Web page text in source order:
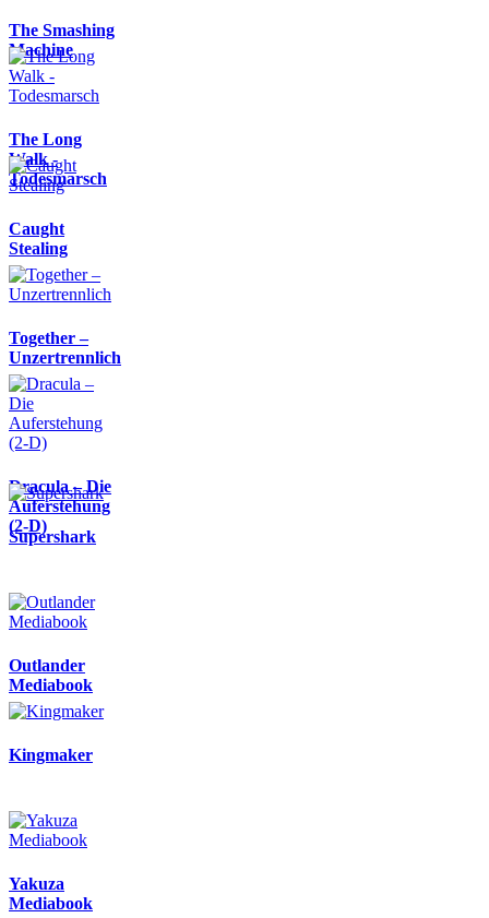
The Smashing
Machine
The Long
Walk -
Todesmarsch
Caught
Stealing
Together –
Unzertrennlich
Dracula – Die
Auferstehung
(2-D)
Supershark
Outlander
Mediabook
Kingmaker
Yakuza
Mediabook